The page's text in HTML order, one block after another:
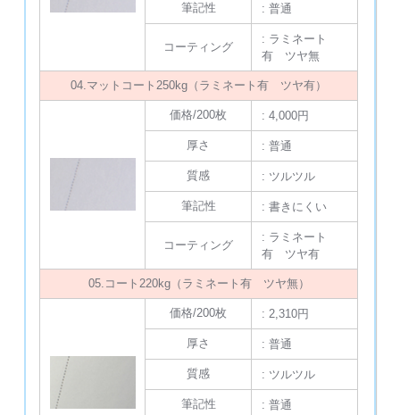
筆記性 : 普通
コーティング
: ラミネート
有 ツヤ無
04.マットコート250kg（ラミネート有 ツヤ有）
価格/200枚 : 4,000円
厚さ : 普通
質感 : ツルツル
筆記性 : 書きにくい
コーティング
: ラミネート
有 ツヤ有
05.コート220kg（ラミネート有 ツヤ無）
価格/200枚 : 2,310円
厚さ : 普通
質感 : ツルツル
筆記性 : 普通